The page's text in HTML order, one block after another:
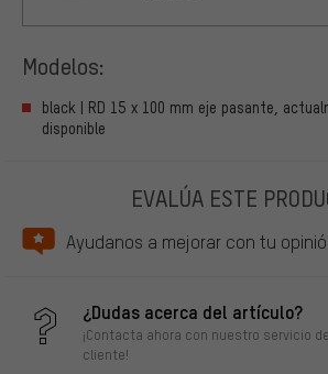
Modelos:
black | RD 15 x 100 mm eje pasante,
disponible
EVALÚA ESTE
Ayudanos a mejorar con tu
¿Dudas acerca del artículo?
¡Contacta ahora con nuestro servicio
cliente!